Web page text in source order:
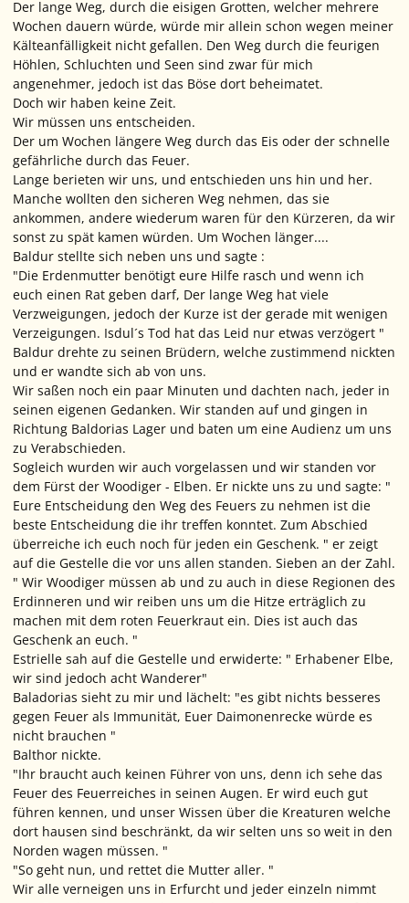
Der lange Weg, durch die eisigen Grotten, welcher mehrere
Wochen dauern würde, würde mir allein schon wegen meiner
Kälteanfälligkeit nicht gefallen. Den Weg durch die feurigen
Höhlen, Schluchten und Seen sind zwar für mich
angenehmer, jedoch ist das Böse dort beheimatet.
Doch wir haben keine Zeit.
Wir müssen uns entscheiden.
Der um Wochen längere Weg durch das Eis oder der schnelle
gefährliche durch das Feuer.
Lange berieten wir uns, und entschieden uns hin und her.
Manche wollten den sicheren Weg nehmen, das sie
ankommen, andere wiederum waren für den Kürzeren, da wir
sonst zu spät kamen würden. Um Wochen länger....
Baldur stellte sich neben uns und sagte :
"Die Erdenmutter benötigt eure Hilfe rasch und wenn ich
euch einen Rat geben darf, Der lange Weg hat viele
Verzweigungen, jedoch der Kurze ist der gerade mit wenigen
Verzeigungen. Isdul´s Tod hat das Leid nur etwas verzögert "
Baldur drehte zu seinen Brüdern, welche zustimmend nickten
und er wandte sich ab von uns.
Wir saßen noch ein paar Minuten und dachten nach, jeder in
seinen eigenen Gedanken. Wir standen auf und gingen in
Richtung Baldorias Lager und baten um eine Audienz um uns
zu Verabschieden.
Sogleich wurden wir auch vorgelassen und wir standen vor
dem Fürst der Woodiger - Elben. Er nickte uns zu und sagte: "
Eure Entscheidung den Weg des Feuers zu nehmen ist die
beste Entscheidung die ihr treffen konntet. Zum Abschied
überreiche ich euch noch für jeden ein Geschenk. " er zeigt
auf die Gestelle die vor uns allen standen. Sieben an der Zahl.
" Wir Woodiger müssen ab und zu auch in diese Regionen des
Erdinneren und wir reiben uns um die Hitze erträglich zu
machen mit dem roten Feuerkraut ein. Dies ist auch das
Geschenk an euch. "
Estrielle sah auf die Gestelle und erwiderte: " Erhabener Elbe,
wir sind jedoch acht Wanderer"
Baladorias sieht zu mir und lächelt: "es gibt nichts besseres
gegen Feuer als Immunität, Euer Daimonenrecke würde es
nicht brauchen "
Balthor nickte.
"Ihr braucht auch keinen Führer von uns, denn ich sehe das
Feuer des Feuerreiches in seinen Augen. Er wird euch gut
führen kennen, und unser Wissen über die Kreaturen welche
dort hausen sind beschränkt, da wir selten uns so weit in den
Norden wagen müssen. "
"So geht nun, und rettet die Mutter aller. "
Wir alle verneigen uns in Erfurcht und jeder einzeln nimmt